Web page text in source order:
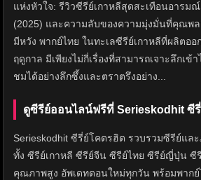
แห่งหัวใจ: รีวิวซีรีย์เกาหลีสุดสะเทือนอารมณ์
(2025) และความลับของความมุ่งมั่นที่คุณพล
มีหวัง พากย์ไทย ในทะเลซีรีย์เกาหลีที่ผลิตออ
ฤดูกาล มีเพียงไม่กี่เรื่องที่สามารถเจาะลึกเ
ชมได้อย่างลึกซึ้งและตราตรึงอย่าง...
ดูซีรีย์ออนไลน์ฟรีที่ Serieskodhit ซี
Serieskodhit ซีรี่ย์โคตรฮิต รวบรวมซีรีย์แล
ทั้ง ซีรีย์เกาหลี ซีรีย์จีน ซีรีย์ไทย ซีรีย์ญี่ปุ่น ซี
คุณภาพสูง อัพเดทตอนใหม่ทุกวัน พร้อมพาก